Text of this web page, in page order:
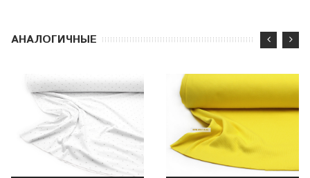
АНАЛОГИЧНЫЕ